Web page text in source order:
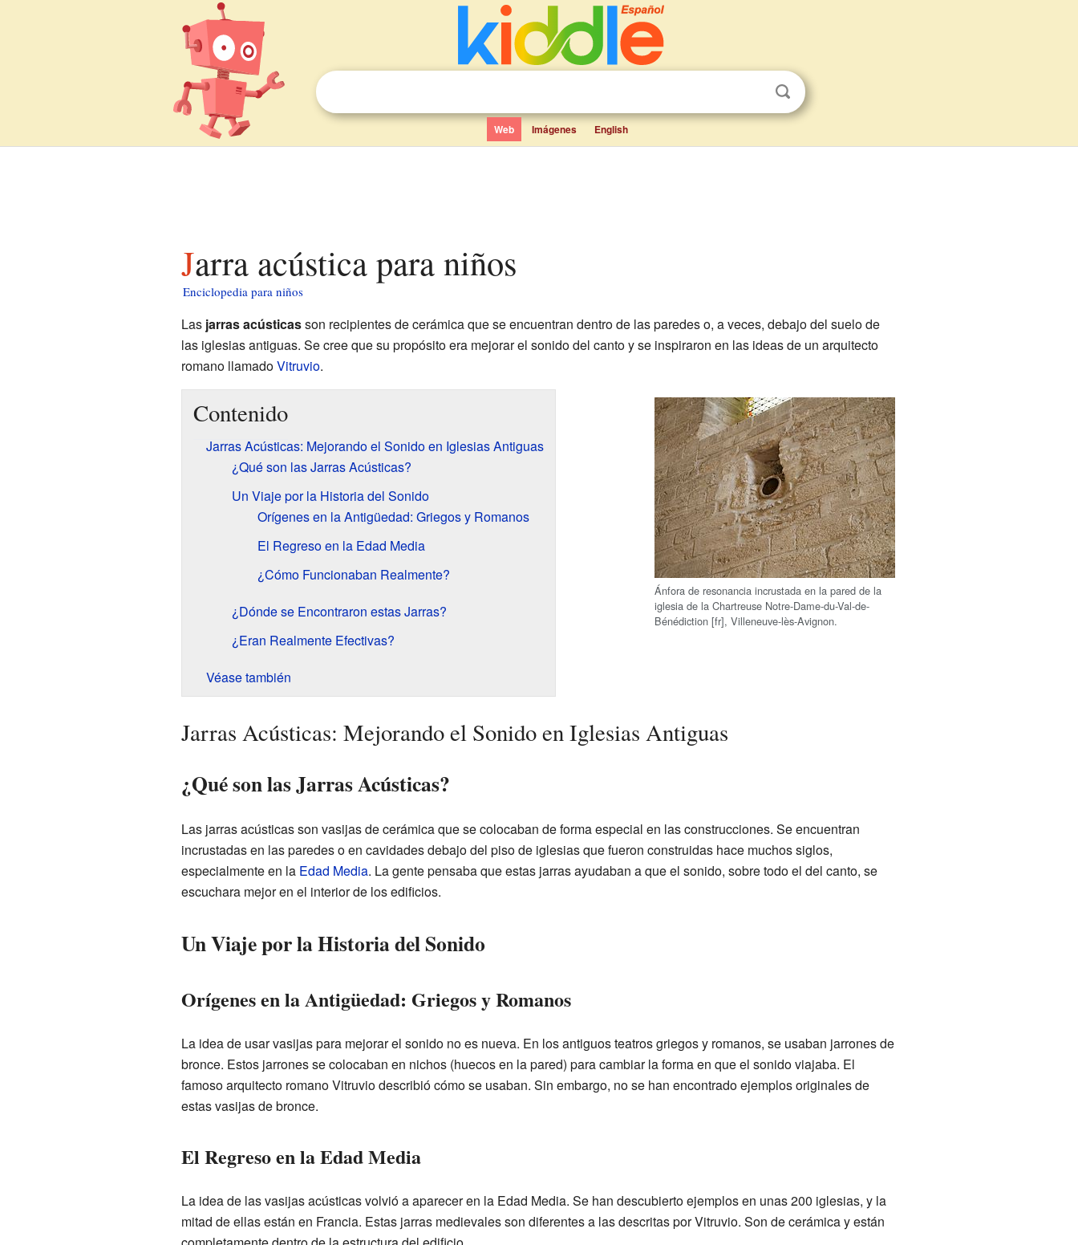
Web Imágenes English
Jarra acústica para niños
Enciclopedia para niños
Las jarras acústicasson recipientes de cerámica que se encuentran dentro de las paredes o, a veces, debajo del suelo de
las iglesias antiguas. Se cree que su propósito era mejorar el sonido del canto y se inspiraron en las ideas de un arquitecto
romano llamadoVitruvio.
Ánfora de resonancia incrustada en la pared de la
iglesia de la Chartreuse Notre-Dame-du-Val-de-
Bénédiction [fr], Villeneuve-lès-Avignon.
Contenido
Jarras Acústicas: Mejorando el Sonido en Iglesias Antiguas
¿Qué son las Jarras Acústicas?
Un Viaje por la Historia del Sonido
Orígenes en la Antigüedad: Griegos y Romanos
El Regreso en la Edad Media
¿Cómo Funcionaban Realmente?
¿Dónde se Encontraron estas Jarras?
¿Eran Realmente Efectivas?
Véase también
Jarras Acústicas: Mejorando el Sonido en Iglesias Antiguas
¿Qué son las Jarras Acústicas?
Las jarras acústicas son vasijas de cerámica que se colocaban de forma especial en las construcciones. Se encuentran
incrustadas en las paredes o en cavidades debajo del piso de iglesias que fueron construidas hace muchos siglos,
especialmente en la Edad Media. La gente pensaba que estas jarras ayudaban a que el sonido, sobre todo el del canto, se
escuchara mejor en el interior de los edificios.
Un Viaje por la Historia del Sonido
Orígenes en la Antigüedad: Griegos y Romanos
La idea de usar vasijas para mejorar el sonido no es nueva. En los antiguos teatros griegos y romanos, se usaban jarrones de
bronce. Estos jarrones se colocaban en nichos (huecos en la pared) para cambiar la forma en que el sonido viajaba. El
famoso arquitecto romano Vitruvio describió cómo se usaban. Sin embargo, no se han encontrado ejemplos originales de
estas vasijas de bronce.
El Regreso en la Edad Media
La idea de las vasijas acústicas volvió a aparecer en la Edad Media. Se han descubierto ejemplos en unas 200 iglesias, y la
mitad de ellas están en Francia. Estas jarras medievales son diferentes a las descritas por Vitruvio. Son de cerámica y están